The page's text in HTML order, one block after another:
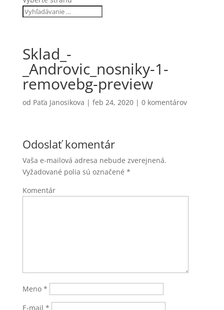
Sklad_-
_Androvic_nosniky-1-
removebg-preview
od Paťa Janosikova | feb 24, 2020| 0 komentárov
Odoslať komentár
Vaša e-mailová adresa nebude zverejnená.
Vyžadované polia sú označené *
Komentár
Meno *
E-mail *